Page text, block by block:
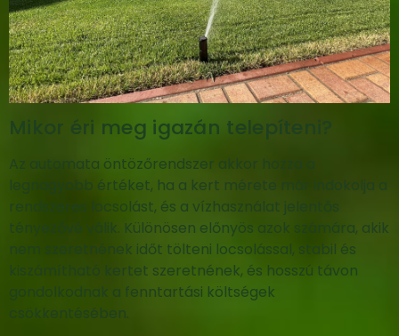
Mikor éri meg igazán telepíteni?
Az automata öntözőrendszer akkor hozza a
legnagyobb értéket, ha a kert mérete már indokolja a
rendszeres locsolást, és a vízhasználat jelentős
tényezővé válik. Különösen előnyös azok számára, akik
nem szeretnének időt tölteni locsolással, stabil és
kiszámítható kertet szeretnének, és hosszú távon
gondolkodnak a fenntartási költségek
csökkentésében.